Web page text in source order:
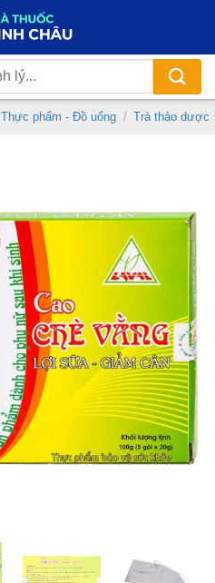
Thực phẩm - Đồ uống / Trà thảo dược